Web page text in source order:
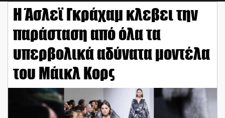
Η Άσλεϊ Γκράχαμ κλεβει την
παράσταση από όλα τα
υπερβολικά αδύνατα μοντέλα
του Μάικλ Κορς